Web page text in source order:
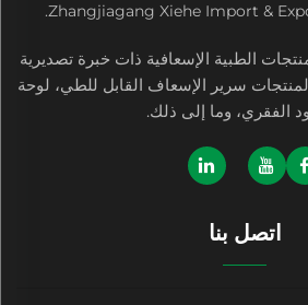
Zhangjiagang Xiehe Import &
الطبية الإسعافية ذات خبرة تصديرية
تشمل المنتجات سرير الإسعاف القابل للطي، لوحة
الفقري، وما إلى ذلك.
اتصل بنا